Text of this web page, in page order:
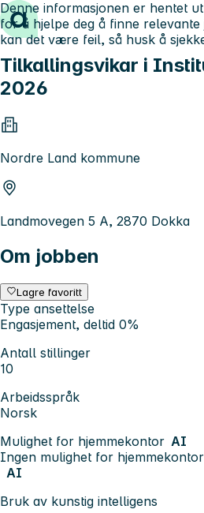
Hopp til innhold
Tilkallingsvikar i
2026
Nordre Land kommune
Landmovegen 5 A, 2870 Dokka
Om jobben
Lagre favoritt
Type ansettelse
Engasjement, deltid 0%
Antall stillinger
10
Arbeidsspråk
Norsk
Mulighet for hjemmekontor AI
Ingen mulighet for hjemmekontor
AI
Bruk av kunstig intelligens
Denne informasjonen er hentet
for å hjelpe deg å finne
kan det være feil, så husk å